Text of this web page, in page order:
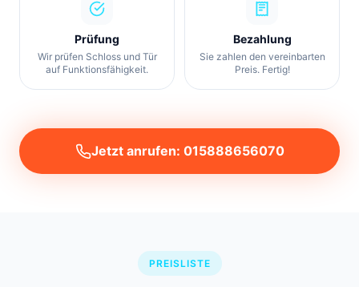
Prüfung
Wir prüfen Schloss und Tür
auf Funktionsfähigkeit.
Bezahlung
Sie zahlen den vereinbarten
Preis. Fertig!
Jetzt anrufen: 015888656070
PREISLISTE